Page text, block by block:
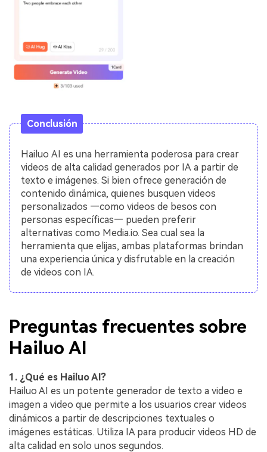
Conclusión
Hailuo AI es una herramienta poderosa para crear
videos de alta calidad generados por IA a partir de
texto e imágenes. Si bien ofrece generación de
contenido dinámica, quienes busquen videos
personalizados —como videos de besos con
personas específicas— pueden preferir
alternativas como Media.io. Sea cual sea la
herramienta que elijas, ambas plataformas brindan
una experiencia única y disfrutable en la creación
de videos con IA.
Preguntas frecuentes sobre
Hailuo AI
1. ¿Qué es Hailuo AI?
Hailuo AI es un potente generador de texto a video e
imagen a video que permite a los usuarios crear videos
dinámicos a partir de descripciones textuales o
imágenes estáticas. Utiliza IA para producir videos HD de
alta calidad en solo unos segundos.